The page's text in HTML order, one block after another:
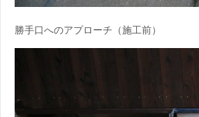
勝手口へのアプローチ（施工前）